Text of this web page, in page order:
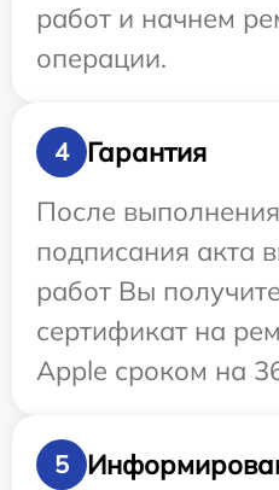
работ и начнем
операции.
4
Гарантия
После
подписания акта
работ Вы
сертификат на
Apple сроком на
5